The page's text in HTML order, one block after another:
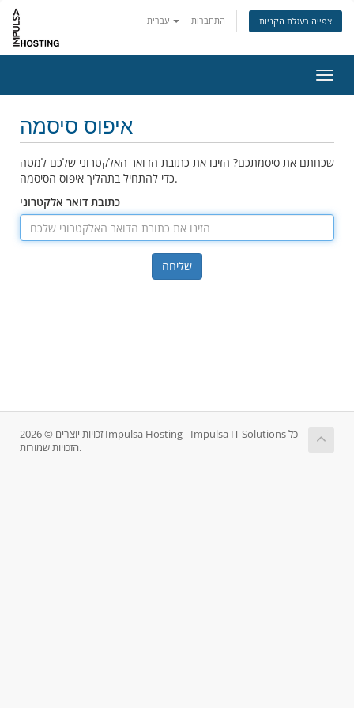
התחברות צפייה בעגלת הקניות
איפוס סיסמה
שכחתם את סיסמתכם? הזינו את כתובת הדואר האלקטרוני שלכם למטה
כדי להתחיל בתהליך איפוס הסיסמה.
כתובת דואר אלקטרוני
שליחה
זכויות יוצרים © 2026 Impulsa Hosting - Impulsa IT Solutions כל
הזכויות שמורות.